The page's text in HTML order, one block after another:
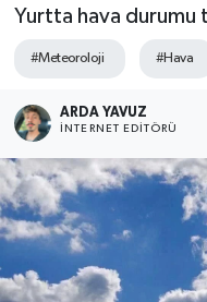
Yurtta hava durumu
#Meteoroloji #Hava
ARDA YAVUZ
İNTERNET EDITÖRÜ
RESMİ İLAN